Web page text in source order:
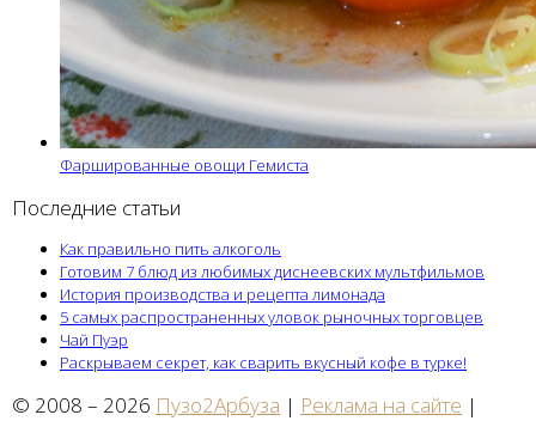
Фаршированные овощи Гемиста
Последние статьи
Как правильно пить алкоголь
Готовим 7 блюд из любимых диснеевских мультфильмов
История производства и рецепта лимонада
5 самых распространенных уловок рыночных торговцев
Чай Пуэр
Раскрываем секрет, как сварить вкусный кофе в турке!
© 2008 – 2026 Пузо2Арбуза | Реклама на сайте |